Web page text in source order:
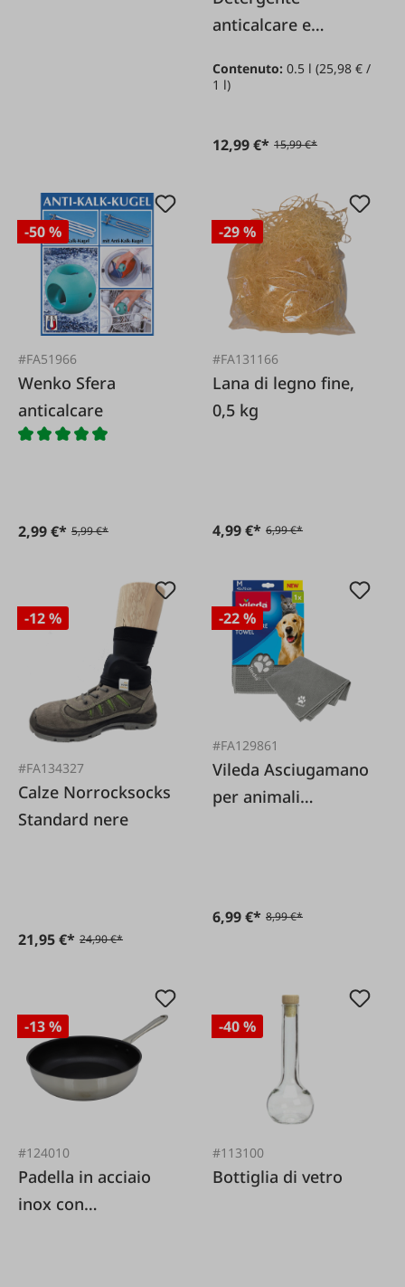
anticalcare e
JK650 Concentrato
Contenuto:0.5 l(25,98 € /
1 l)
12,99 €* 15,99 €*
-50 %
#FA51966
Wenko Sfera
anticalcare
2,99 €* 5,99 €*
-29 %
#FA131166
Lana di legno fine,
0,5 kg
4,99 €* 6,99 €*
-12 %
#FA134327
Calze Norrocksocks
Standard nere
21,95 €* 24,90 €*
-22 %
#FA129861
Vileda Asciugamano
per animali
6,99 €* 8,99 €*
-13 %
#124010
Padella in acciaio
inox con
-40 %
#113100
Bottiglia di vetro